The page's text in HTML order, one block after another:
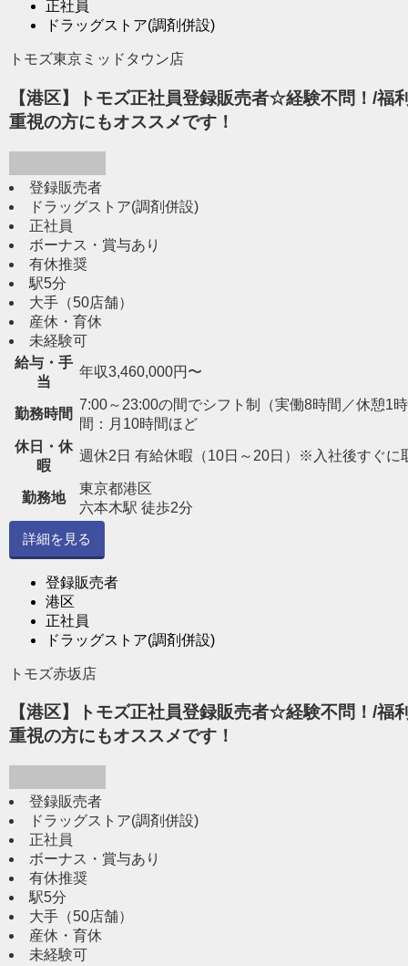
正社員
ドラッグストア(調剤併設)
トモズ東京ミッドタウン店
【港区】トモズ正社員登録販売者☆経験不問！/
重視の方にもオススメです！
登録販売者
ドラッグストア(調剤併設)
正社員
ボーナス・賞与あり
有休推奨
駅5分
大手（50店舗）
産休・育休
未経験可
給与・手
当
年収3,460,000円〜
勤務時間
7:00～23:00の間でシフト制（実働8時間／休憩
間：月10時間ほど
休日・休
暇
週休2日 有給休暇（10日～20日）※入社後すぐに
勤務地
東京都港区
六本木駅 徒歩2分
詳細を見る
登録販売者
港区
正社員
ドラッグストア(調剤併設)
トモズ赤坂店
【港区】トモズ正社員登録販売者☆経験不問！/
重視の方にもオススメです！
登録販売者
ドラッグストア(調剤併設)
正社員
ボーナス・賞与あり
有休推奨
駅5分
大手（50店舗）
産休・育休
未経験可